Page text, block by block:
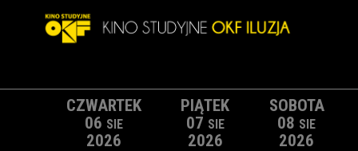
CZWARTEK
06 SIE
2026
PIĄTEK
07 SIE
2026
SOBOTA
08 SIE
2026